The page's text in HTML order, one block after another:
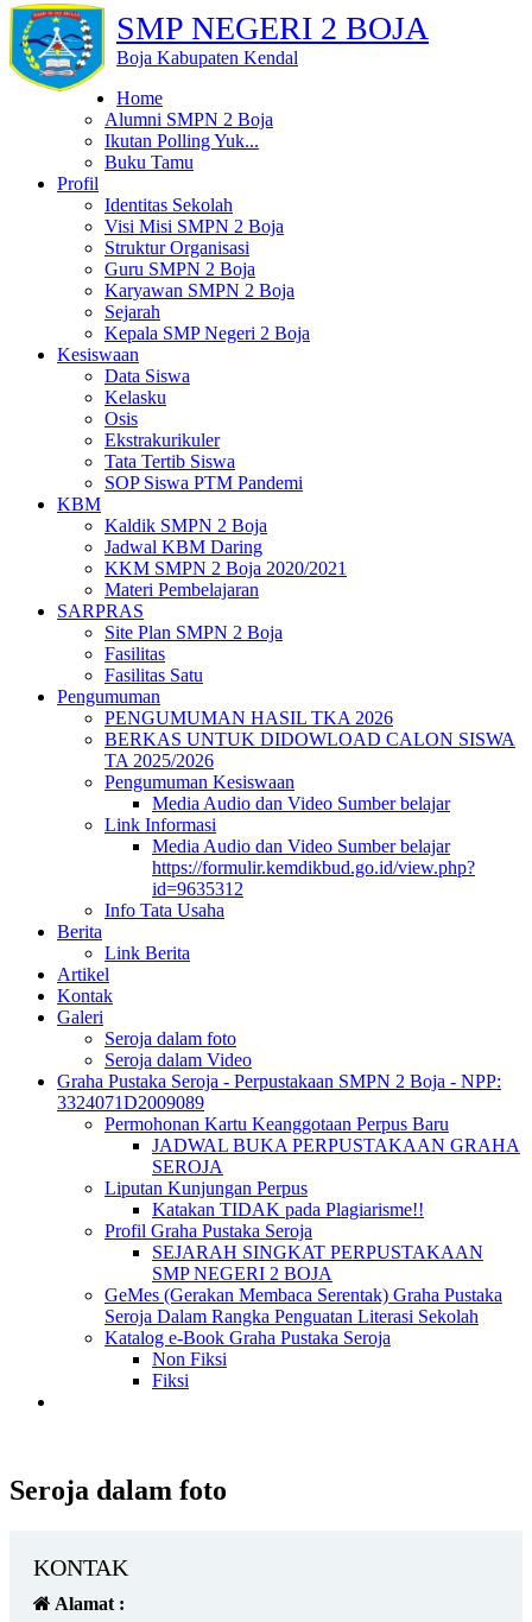
SMP NEGERI 2 BOJA
Boja Kabupaten Kendal
Home
Alumni SMPN 2 Boja
Ikutan Polling Yuk...
Buku Tamu
Profil
Identitas Sekolah
Visi Misi SMPN 2 Boja
Struktur Organisasi
Guru SMPN 2 Boja
Karyawan SMPN 2 Boja
Sejarah
Kepala SMP Negeri 2 Boja
Kesiswaan
Data Siswa
Kelasku
Osis
Ekstrakurikuler
Tata Tertib Siswa
SOP Siswa PTM Pandemi
KBM
Kaldik SMPN 2 Boja
Jadwal KBM Daring
KKM SMPN 2 Boja 2020/2021
Materi Pembelajaran
SARPRAS
Site Plan SMPN 2 Boja
Fasilitas
Fasilitas Satu
Pengumuman
PENGUMUMAN HASIL TKA 2026
BERKAS UNTUK DIDOWLOAD CALON SISWA
TA 2025/2026
Pengumuman Kesiswaan
Media Audio dan Video Sumber belajar
Link Informasi
Media Audio dan Video Sumber belajar
https://formulir.kemdikbud.go.id/view.php?
id=9635312
Info Tata Usaha
Berita
Link Berita
Artikel
Kontak
Galeri
Seroja dalam foto
Seroja dalam Video
Graha Pustaka Seroja - Perpustakaan SMPN 2 Boja - NPP:
3324071D2009089
Permohonan Kartu Keanggotaan Perpus Baru
JADWAL BUKA PERPUSTAKAAN GRAHA
SEROJA
Liputan Kunjungan Perpus
Katakan TIDAK pada Plagiarisme!!
Profil Graha Pustaka Seroja
SEJARAH SINGKAT PERPUSTAKAAN
SMP NEGERI 2 BOJA
GeMes (Gerakan Membaca Serentak) Graha Pustaka
Seroja Dalam Rangka Penguatan Literasi Sekolah
Katalog e-Book Graha Pustaka Seroja
Non Fiksi
Fiksi
Seroja dalam foto
KONTAK
Alamat :